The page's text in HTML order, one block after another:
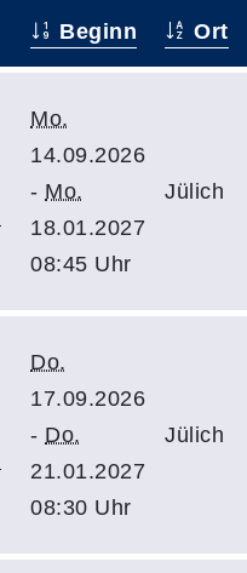
Beginn Ort
Mo.
14.09.2026
- Mo.
18.01.2027
08:45 Uhr
Jülich
Do.
17.09.2026
- Do.
21.01.2027
08:30 Uhr
Jülich